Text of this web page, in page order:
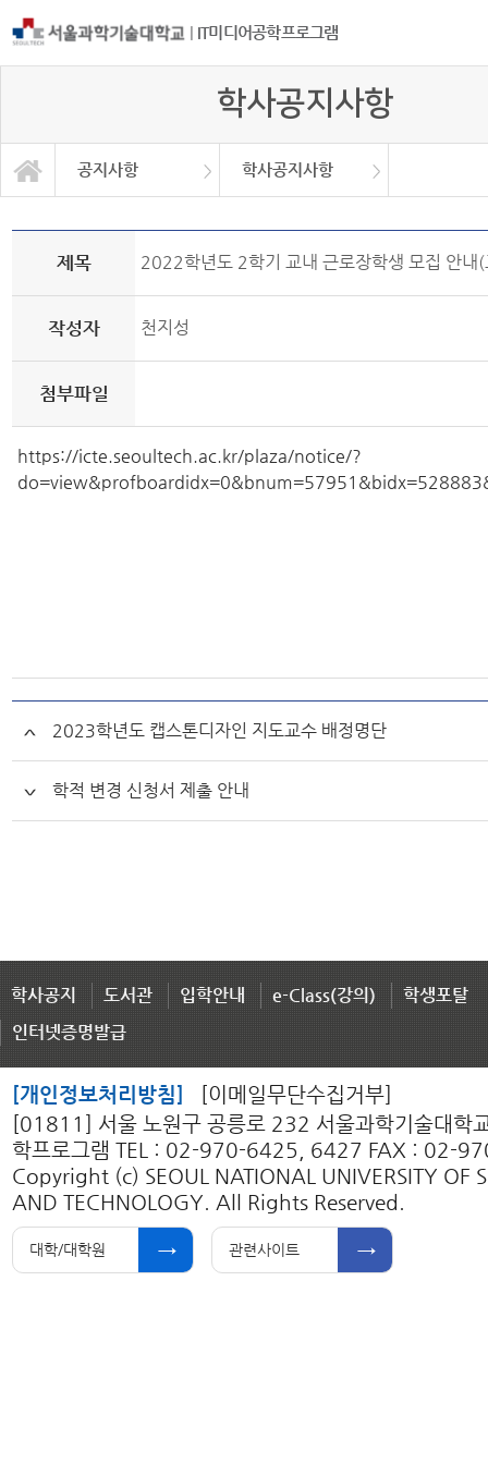
| IT미디어공학프로그램
학사공지사항
공지사항 학사공지사항
프로그램소개
교과과정
자료실
공지사항
대학원
학사공지사항
취업정보
제목 2022학년도 2학기 교내 근로장학생 모집 안내
작성자 천지성
첨부파일
https://icte.seoultech.ac.kr/plaza/notice/?
2023학년도 캡스톤디자인 지도교수 배정명단
학적 변경 신청서 제출 안내
학사공지 도서관 입학안내 e-Class(강의)
학생포탈
인터넷증명발급
[개인정보처리방침]
[이메일무단수집거부]
[01811] 서울 노원구 공릉로 232 서울과학기술대학
학프로그램 TEL : 02-970-6425, 6427 FAX : 02-
Copyright (c) SEOUL NATIONAL UNIVERSITY OF
AND TECHNOLOGY. All Rights Reserved.
대학/대학원 관련사이트